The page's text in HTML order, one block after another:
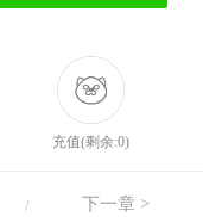
充值(剩余:0)
/ 下一章 >